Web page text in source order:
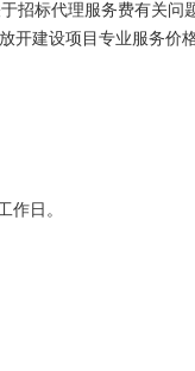
招标代理服务费有关问
开建设项目专业服务价
作日。